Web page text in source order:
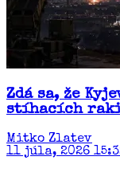
Zdá sa, že
stíhacích
Mitko Zlatev
11 júla, 2026